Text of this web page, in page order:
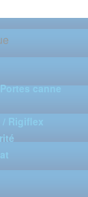
canne
/ Rigiflex